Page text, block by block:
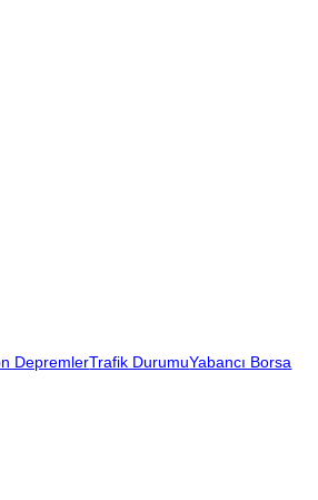
DepremlerTrafik DurumuYabancı Borsa